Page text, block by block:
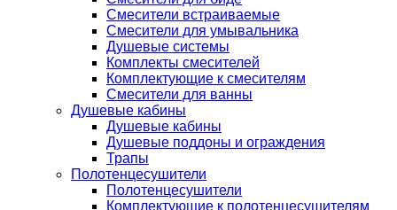
Смесители встраиваемые
Смесители для умывальника
Душевые системы
Комплекты смесителей
Комплектующие к смесителям
Смесители для ванны
Душевые кабины
Душевые кабины
Душевые поддоны и ограждения
Трапы
Полотенцесушители
Полотенцесушители
Комплектующие к полотенцесушителям